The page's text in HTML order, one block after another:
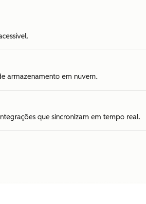
armazenamento em nuvem.
que sincronizam em tempo real.